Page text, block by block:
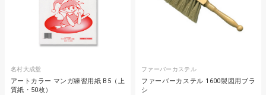
名村大成堂
アートカラー マンガ練習用紙 B5（上
質紙・50枚）
ファーバーカステル
ファーバーカステル 1600製図用ブラ
シ